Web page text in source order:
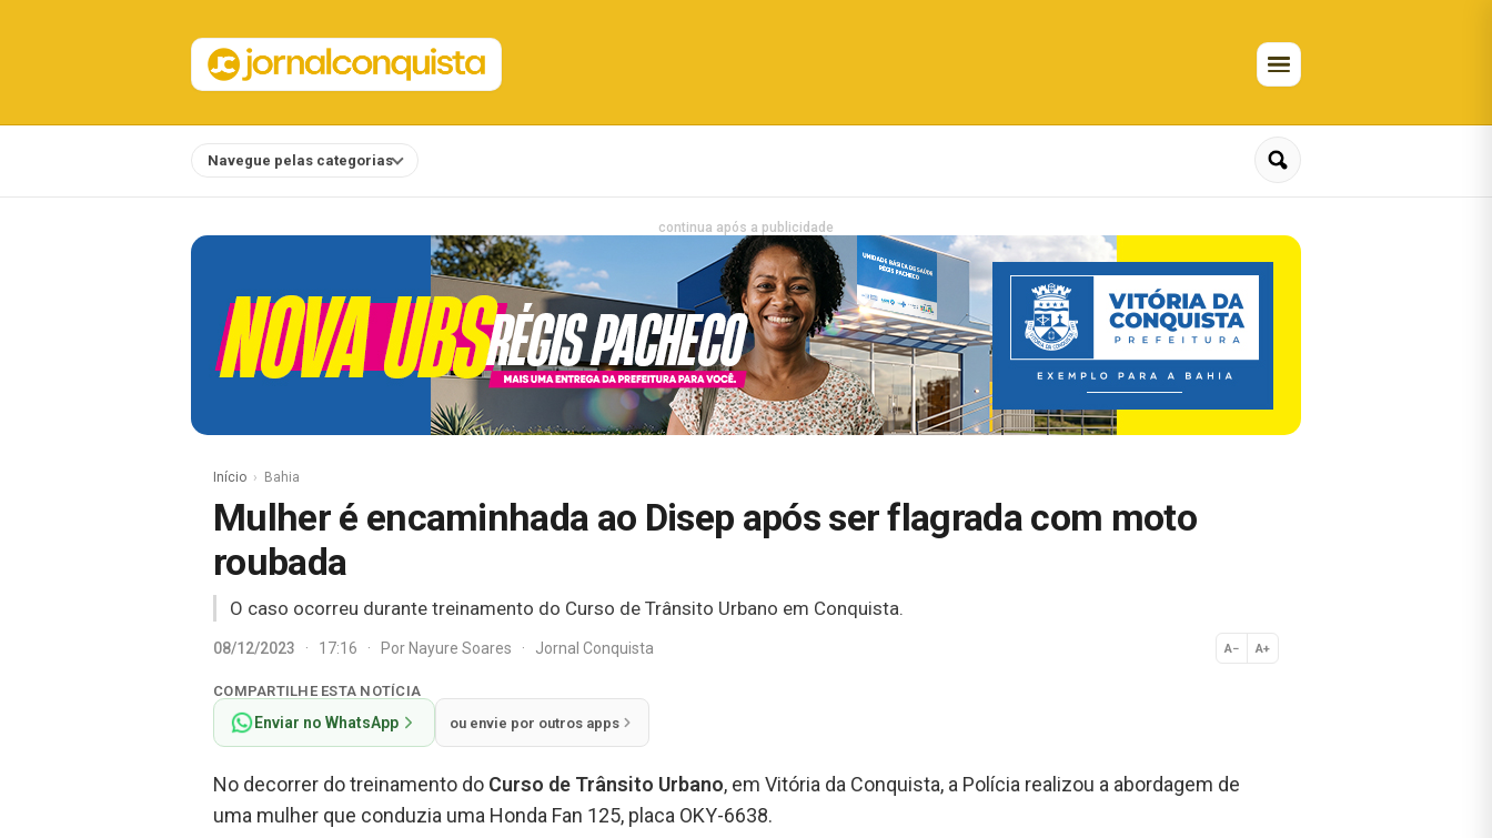
Navegue pelas categorias
continua após a publicidade
Início Bahia
Mulher é encaminhada ao Disep após ser flagrada com moto
roubada
O caso ocorreu durante treinamento do Curso de Trânsito Urbano em Conquista.
08/12/2023 · 17:16 · PorNayure Soares · Jornal Conquista A− A+
Normal
COMPARTILHE ESTA NOTÍCIA
Enviar no WhatsApp ou envie por outros apps
No decorrer do treinamento do Curso de Trânsito Urbano, em Vitória da Conquista, a Polícia realizou a abordagem de
uma mulher que conduzia uma Honda Fan 125, placa OKY-6638.